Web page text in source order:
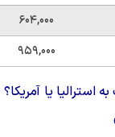
۶۰۴,۰۰۰
۹۵۹,۰۰۰
استرالیا یا